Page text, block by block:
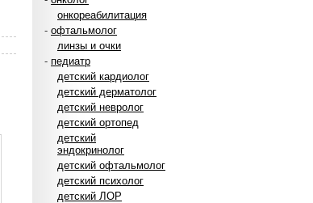
онкореабилитация
- офтальмолог
линзы и очки
- педиатр
детский кардиолог
детский дерматолог
детский невролог
детский ортопед
детский
эндокринолог
детский офтальмолог
детский психолог
детский ЛОР